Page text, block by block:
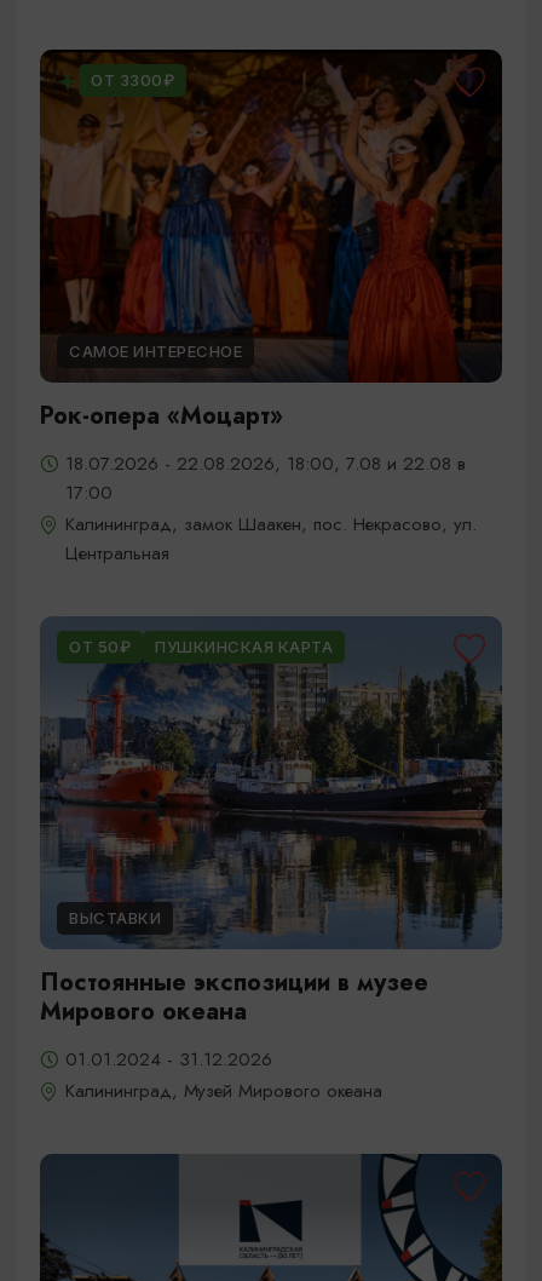
ОТ 3300₽
САМОЕ ИНТЕРЕСНОЕ
Рок-опера «Моцарт»
18.07.2026 - 22.08.2026, 18:00, 7.08 и 22.08 в
17:00
Калининград, замок Шаакен, пос. Некрасово, ул.
Центральная
ОТ 50₽ ПУШКИНСКАЯ КАРТА
ВЫСТАВКИ
Постоянные экспозиции в музее
Мирового океана
01.01.2024 - 31.12.2026
Калининград, Музей Мирового океана